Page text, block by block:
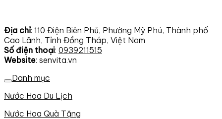
Địa chỉ: 110 Điện Biên Phủ, Phường Mỹ Phú, Thành phố
Cao Lãnh, Tỉnh Đồng Tháp, Việt Nam
Số điện thoại: 0939211515
Website: senvita.vn
Danh mục
Nước Hoa Du Lịch
Nước Hoa Quà Tặng